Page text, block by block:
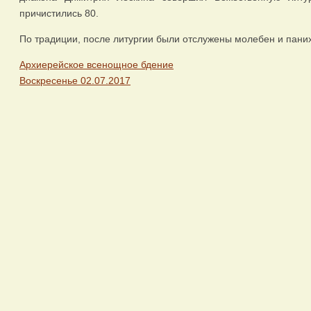
причистились 80.
По традиции, после литургии были отслужены молебен и
Архиерейское всенощное бдение
Воскресенье 02.07.2017